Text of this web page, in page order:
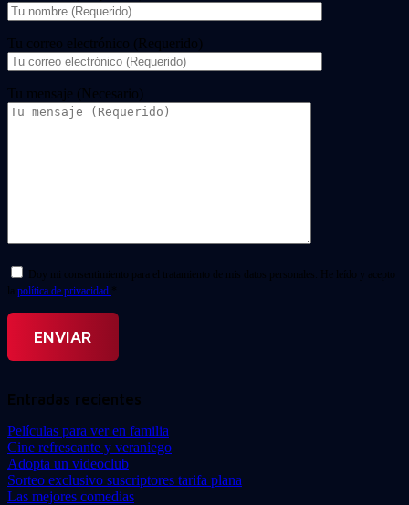
Tu correo electrónico (Requerido)
Tu mensaje (Necesario)
Doy mi consentimiento para el tratamiento de mis datos personales. He leído y acepto
la política de privacidad. *
Entradas recientes
Películas para ver en familia
Cine refrescante y veraniego
Adopta un videoclub
Sorteo exclusivo suscriptores tarifa plana
Las mejores comedias